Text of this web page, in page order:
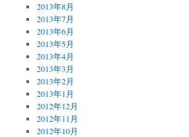
2013年8月
2013年7月
2013年6月
2013年5月
2013年4月
2013年3月
2013年2月
2013年1月
2012年12月
2012年11月
2012年10月